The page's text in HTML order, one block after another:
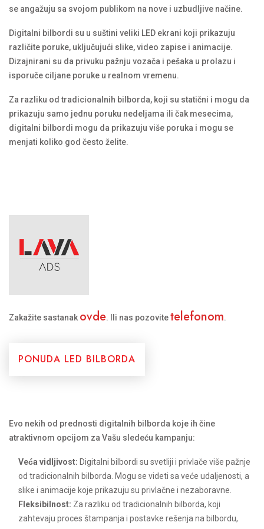
se angažuju sa svojom publikom na nove i uzbudljive načine.
Digitalni bilbordi su u suštini veliki LED ekrani koji prikazuju
različite poruke, uključujući slike, video zapise i animacije.
Dizajnirani su da privuku pažnju vozača i pešaka u prolazu i
isporuče ciljane poruke u realnom vremenu.
Za razliku od tradicionalnih bilborda, koji su statični i mogu da
prikazuju samo jednu poruku nedeljama ili čak mesecima,
digitalni bilbordi mogu da prikazuju više poruka i mogu se
menjati koliko god često želite.
Zakažite sastanak ovde. Ili nas pozovitetelefonom.
PONUDA LED BILBORDA
Evo nekih od prednosti digitalnih bilborda koje ih čine
atraktivnom opcijom za Vašu sledeću kampanju:
Veća vidljivost: Digitalni bilbordi su svetliji i privlače više pažnje
od tradicionalnih bilborda. Mogu se videti sa veće udaljenosti, a
slike i animacije koje prikazuju su privlačne i nezaboravne.
Fleksibilnost: Za razliku od tradicionalnih bilborda, koji
zahtevaju proces štampanja i postavke rešenja na bilbordu,